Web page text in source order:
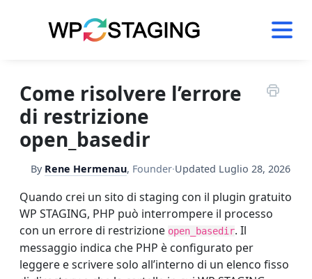
Come risolvere l’errore
di restrizione
open_basedir
By Rene Hermenau, Founder·Updated Luglio 28, 2026
Quando crei un sito di staging con il plugin gratuito
WP STAGING, PHP può interrompere il processo
con un errore di restrizione open_basedir. Il
messaggio indica che PHP è configurato per
leggere e scrivere solo all’interno di un elenco fisso